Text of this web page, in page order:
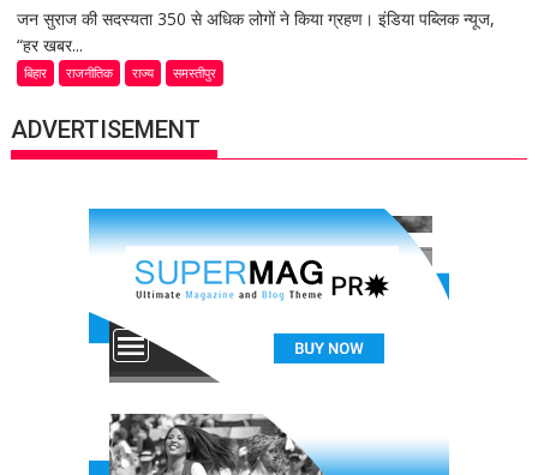
जन सुराज की सदस्यता 350 से अधिक लोगों ने किया ग्रहण। इंडिया पब्लिक न्यूज,
“हर खबर...
बिहार राजनीतिक राज्य समस्तीपुर
ADVERTISEMENT